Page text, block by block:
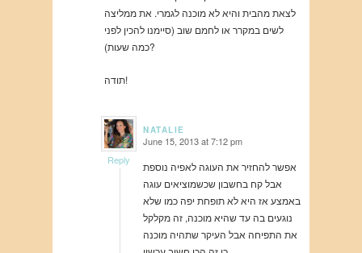
לצאת מהבית והיא לא מוכנה לגמרי. את ממליצה
לשים במקרר או לחמם שוב (סיימנו להכין לפני
כמה שעות)?
תודה!
NATALIE
says: June 15, 2013 at 7:12 pm
אפשר להחזיר את העוגה לאפיה נוספת
אבל קח בחשבון שכשמוציאים עוגה
באמצע אז היא לא תופחת יפה כמו שלא
נוגעים בה עד שהיא מוכנה, זה מקלקל
את התפיחה אבל העיקר שתהיה מוכנה
Reply